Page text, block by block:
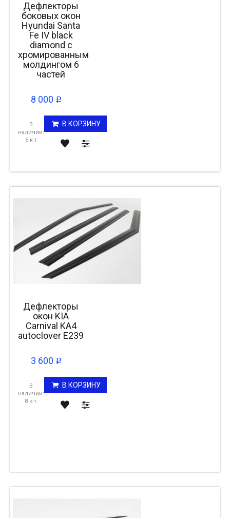
Дефлекторы
боковых окон
Hyundai Santa
Fe IV black
diamond с
хромированным
молдингом 6
частей
8 000 p
В
наличии:
6 к-т
В КОРЗИНУ
Дефлекторы
окон KIA
Carnival KA4
autoclover E239
3 600 p
В
наличии:
8 к-т.
В КОРЗИНУ